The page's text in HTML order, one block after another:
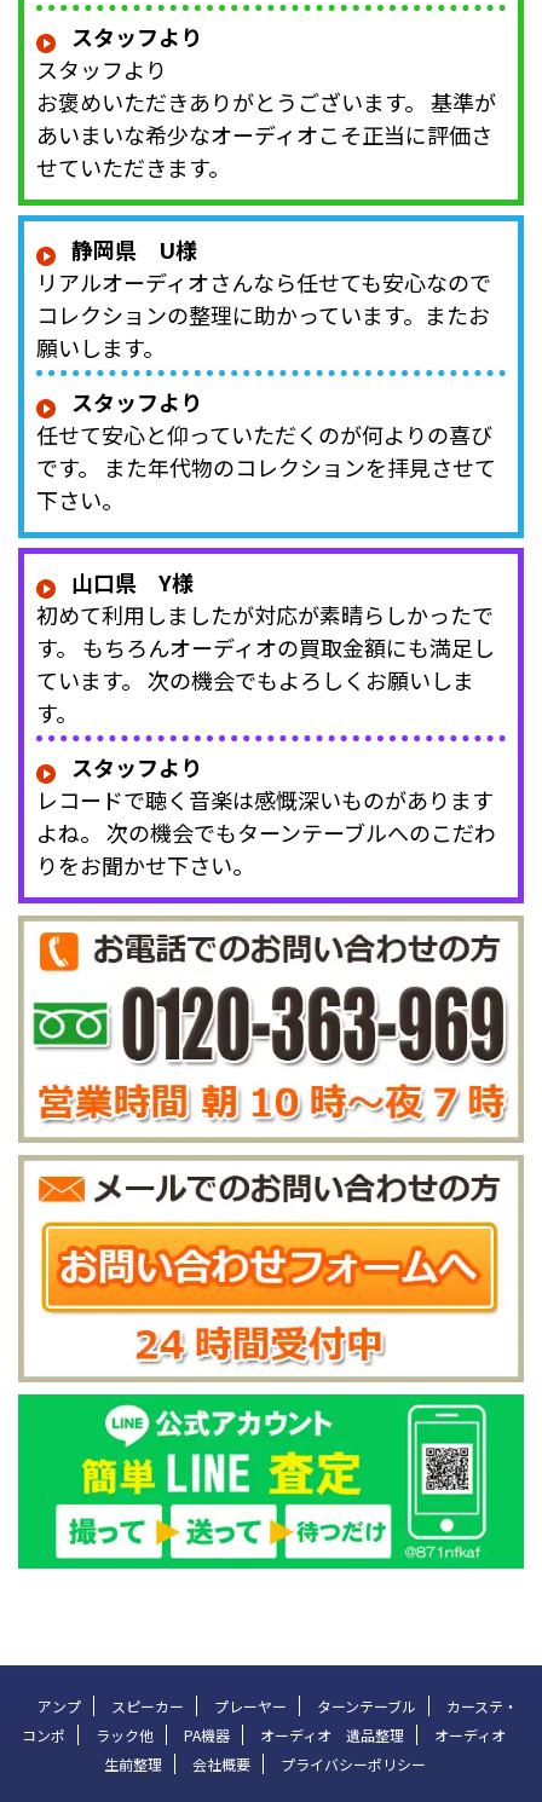
スタッフより
スタッフより
お褒めいただきありがとうございます。 基準が
あいまいな希少なオーディオこそ正当に評価さ
せていただきます。
静岡県 U様
リアルオーディオさんなら任せても安心なので
コレクションの整理に助かっています。またお
願いします。
スタッフより
任せて安心と仰っていただくのが何よりの喜び
です。 また年代物のコレクションを拝見させて
下さい。
山口県 Y様
初めて利用しましたが対応が素晴らしかったで
す。 もちろんオーディオの買取金額にも満足し
ています。 次の機会でもよろしくお願いしま
す。
スタッフより
レコードで聴く音楽は感慨深いものがあります
よね。 次の機会でもターンテーブルへのこだわ
りをお聞かせ下さい。
アンプ スピーカー プレーヤー ターンテーブル
カーステ・
コンポ
ラック他 PA機器 オーディオ 遺品整理
オーディオ
生前整理
会社概要 プライバシーポリシー